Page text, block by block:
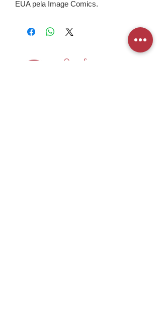
EUA pela Image Comics.
Quem Somos